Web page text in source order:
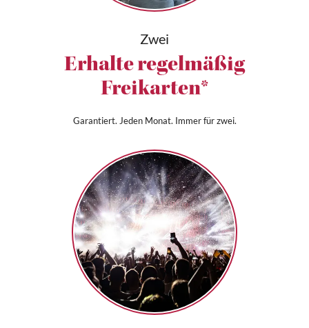
Zwei
Erhalte regelmäßig
Freikarten*
Garantiert. Jeden Monat. Immer für zwei.